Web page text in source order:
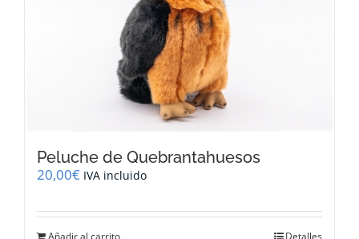
Peluche de Quebrantahuesos
20,00€ IVA incluido
Añadir al carrito Detalles